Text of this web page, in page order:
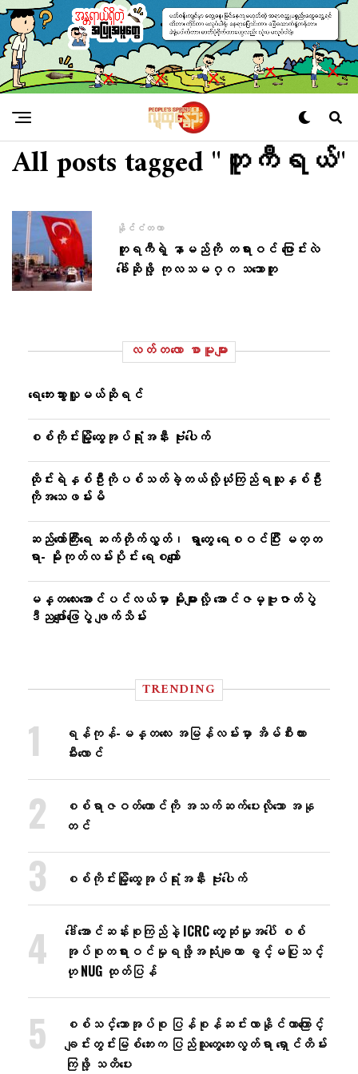
All posts tagged "တူကီရယ်"
နိုင်ငံတကာ
တူရကီရဲ့ နာမည်ကို တရားဝင် ပြောင်းလဲ
ခေါ်ဆိုဖို့ ကုလသမဂ္ဂ သဘောတူ
လတ်တ‌လော စာမူများ
ရေဘေးသွားလှူမယ်ဆိုရင်
စစ်ကိုင်းမြို့ထွေအုပ်ရုံးအနီး ဗုံးပေါက်
ထိုင်းရဲနှစ်ဦးကိုပစ်သတ်ခဲ့တယ်လို့ယုံကြည်ရသူနှစ်ဦး
ကိုအသေဖမ်းမိ
ဆည်တော်ကြီးရေ ဆက်တိုက်လွှတ်၊ ရွာတွေ ရေစဝင်ပြီး မတ္တ
ရာ- မိုးကုတ်လမ်းပိုင်း ရေစကျော်
မန္တလေးအောင်ပင်လယ်မှာ မိုးများလို့ အောင်ဇမ္ဗူဇာတ်ပွဲ
ဒီညဖျော်ဖြေပွဲ ဖျက်သိမ်း
TRENDING
ရန်ကုန်-မန္တလေး အမြန်လမ်းမှာ အိမ်စီးကား
မီးလောင်
စစ်ရာဇဝတ်ကောင်ကို အသက်ဆက်ပေးလိုသော အနု
တင်
စစ်ကိုင်းမြို့ထွေအုပ်ရုံးအနီး ဗုံးပေါက်
ဒေါ်အောင်ဆန်းစုကြည်နဲ့ ICRC တွေ့ဆုံမှုအပေါ် စစ်
အုပ်စုတရားဝင်မှုရဖို့အသုံးချတာ ခွင့်မပြုသင့်
ဟု NUG ထုတ်ပြန်
စစ်သင်္ဘောအုပ်စု ပြန်စုန်ဆင်းလာနိုင်တာကြောင့်
ချင်းတွင်းမြစ်ဘေးက ပြည်သူတွေဘေးလွတ်ရာ ရှောင်တိမ်း
ကြဖို့ သတိပေး